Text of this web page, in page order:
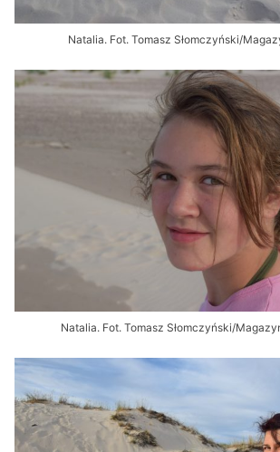
Natalia. Fot. Tomasz Słomczyński/
Natalia. Fot. Tomasz Słomczyński/